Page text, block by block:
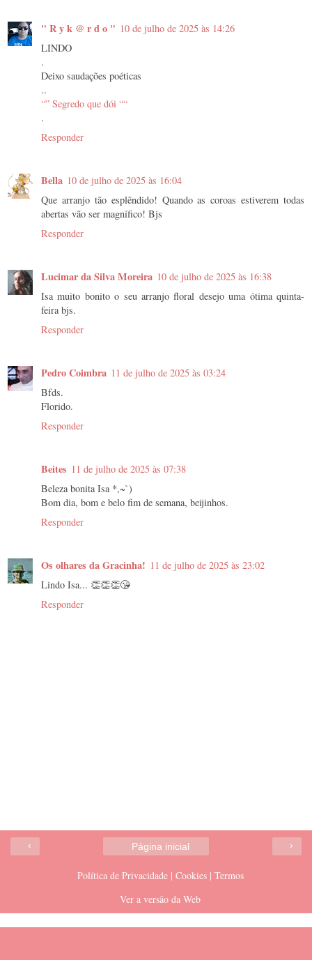
" R y k @ r d o " 10 de julho de 2025 às 14:26
LINDO
.
Deixo saudações poéticas
..
“” Segredo que dói ““
.
Responder
Bella 10 de julho de 2025 às 16:04
Que arranjo tão esplêndido! Quando as coroas estiverem todas
abertas vão ser magnífico! Bjs
Responder
Lucimar da Silva Moreira 10 de julho de 2025 às 16:38
Isa muito bonito o seu arranjo floral desejo uma ótima quinta-
feira bjs.
Responder
Pedro Coimbra 11 de julho de 2025 às 03:24
Bfds.
Florido.
Responder
Beites 11 de julho de 2025 às 07:38
Beleza bonita Isa *,~`)
Bom dia, bom e belo fim de semana, beijinhos.
Responder
Os olhares da Gracinha! 11 de julho de 2025 às 23:02
Lindo Isa... 👏👏👏😘
Responder
‹ ›
Página inicial
Política de Privacidade | Cookies | Termos
Ver a versão da Web